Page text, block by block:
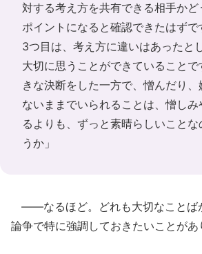
対する考え方を共有できる相手か
ポイントになると確認できたはずで
3つ目は、考え方に違いはあったと
大切に思うことができていること
きな決断をした一方で、憎んだり
ないままでいられることは、憎し
るよりも、ずっと素晴らしいことな
うか」
――なるほど。どれも大切なことば
論争で特に強調しておきたいことがあ